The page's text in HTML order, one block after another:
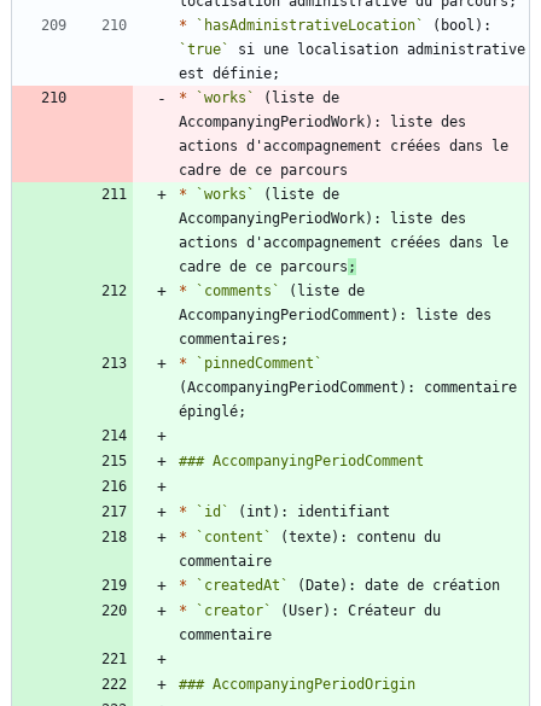
*
`hasAdministrativeLocation`
`true`
si une localisation administrative
*
`works`
(liste de
AccompanyingPeriodWork): liste des
actions d'accompagnement créées dans le
*
`works`
(liste de
AccompanyingPeriodWork): liste des
actions d'accompagnement créées dans le
cadre de ce parcours ;
*
`comments`
(liste de
AccompanyingPeriodComment): liste des
*
`pinnedComment`
(AccompanyingPeriodComment): commentaire
* `id`
*
`content`
(texte): contenu du
*
`createdAt`
*
`creator`
(User): Créateur du